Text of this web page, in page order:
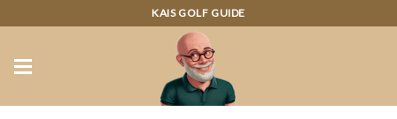
KAIS GOLF GUIDE